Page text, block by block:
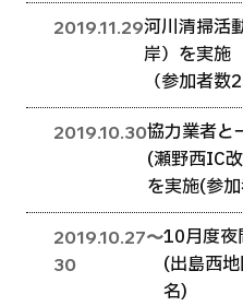
2019.11.29河川清掃活
岸）を実施
（参加者数
2019.10.30協力業者と
(瀬野西IC
を実施(参
2019.10.27〜
30
10月度夜
(出島西
名)